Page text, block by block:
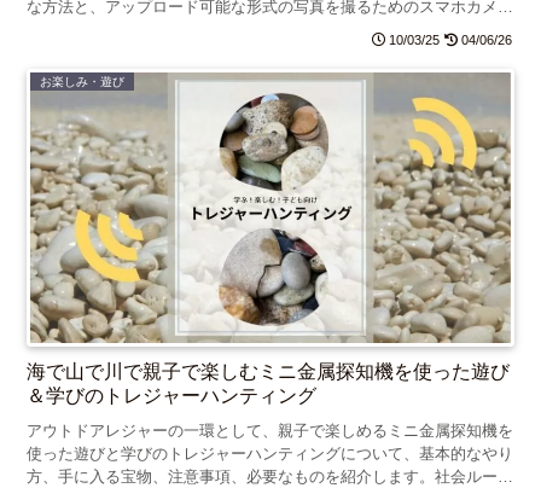
な方法と、アップロード可能な形式の写真を撮るためのスマホカメラ
10/03/25 04/06/26
お楽しみ・遊び
海で山で川で親子で楽しむミニ金属探知機を使った遊び
＆学びのトレジャーハンティング
アウトドアレジャーの一環として、親子で楽しめるミニ金属探知機を
使った遊びと学びのトレジャーハンティングについて、基本的なやり
方、手に入る宝物、注意事項、必要なものを紹介します。社会ルール